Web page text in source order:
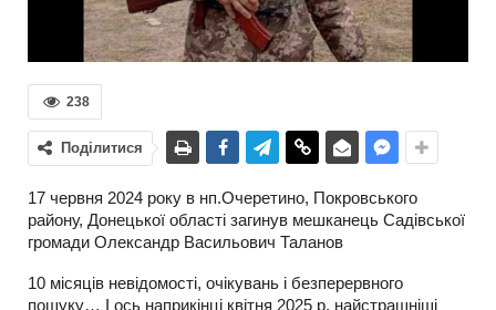
238
Поділитися
17 червня 2024 року в нп.Очеретино, Покровського
району, Донецької області загинув мешканець Садівської
громади Олександр Васильович Таланов
10 місяців невідомості, очікувань і безперервного
пошуку… І ось наприкінці квітня 2025 р. найстрашніші